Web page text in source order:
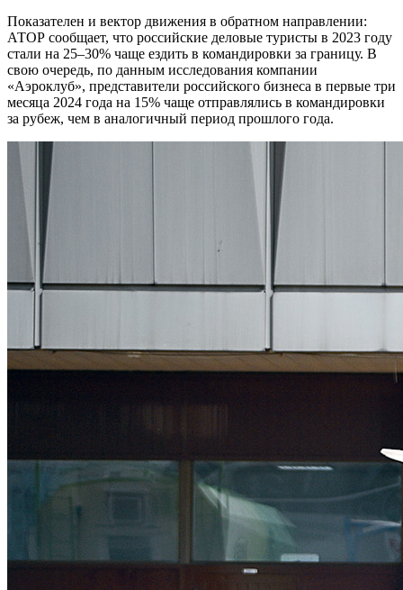
Показателен и вектор движения в обратном направлении:
АТОР сообщает, что российские деловые туристы в 2023 году
стали на 25–30% чаще ездить в командировки за границу. В
свою очередь, по данным исследования компании
«Аэроклуб», представители российского бизнеса в первые три
месяца 2024 года на 15% чаще отправлялись в командировки
за рубеж, чем в аналогичный период прошлого года.